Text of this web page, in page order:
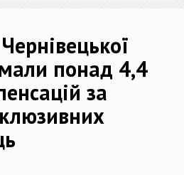
понад 4,4
за